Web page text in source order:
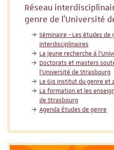
Réseau
genre de l’Université
Séminaire - Les études de
interdisciplinaires
La jeune recherche à
Doctorats et masters
l’Université de Strasbourg
Le Gis Institut du genre et
La formation et les
de Strasbourg
Agenda Études de genre